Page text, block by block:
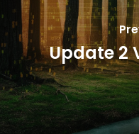
Update 2